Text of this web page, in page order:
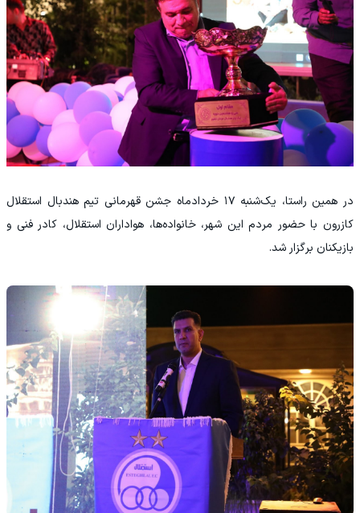
در همین راستا، یک‌شنبه ۱۷ خردادماه جشن قهرمانی تیم هندبال استقلال
کازرون با حضور مردم این شهر، خانواده‌ها، هواداران استقلال، کادر فنی و
بازیکنان برگزار شد.